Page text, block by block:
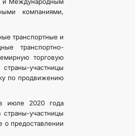
компаниями,
транспортные и
транспортно-
торговую
участницы
по продвижению
июле 2020 года
участницы
о предоставлении